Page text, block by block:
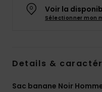
Voir la
Sélectionner mon
Details &
Sac banane Noir